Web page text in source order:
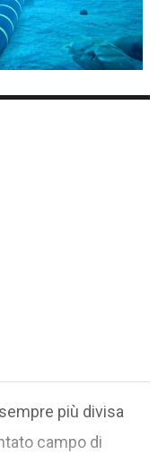
più divisa
campo di